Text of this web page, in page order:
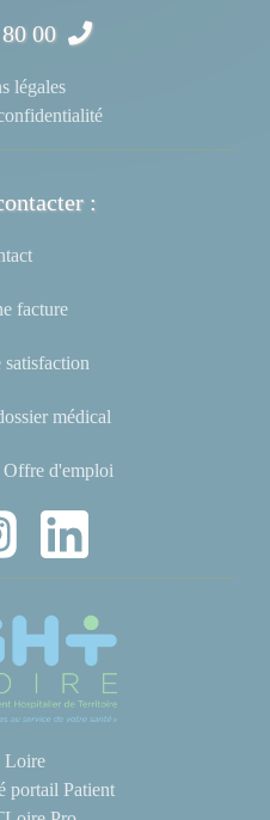
00
légales
:
facture
satisfaction
médical
Offre d'emploi
Loire
portail Patient